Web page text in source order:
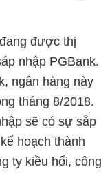
được thị
nhập PGBank.
ngân hàng này
tháng 8/2018.
sẽ có sự sắp
hoạch thành
ty kiều hối, công